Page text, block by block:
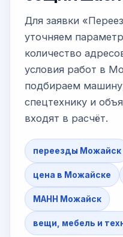
Для заявки
уточняем
количество
условия работ в
подбираем
спецтехнику и
входят в расчёт.
переезды Можайск
цена в Можайске
МАНН Можайск
вещи, мебель и